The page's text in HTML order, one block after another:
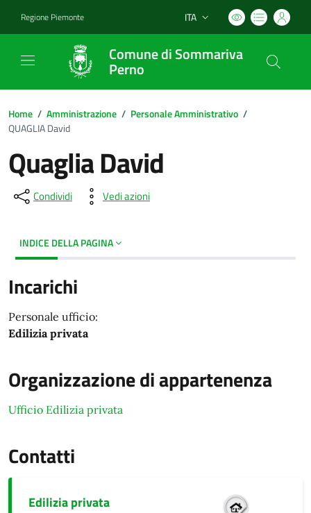
Regione Piemonte Lingua attiva:
ITA
Comune di Sommariva
Perno
Home / Amministrazione / Personale Amministrativo /
QUAGLIA David
Quaglia David
Condividi Vedi azioni
INDICE DELLA PAGINA
Incarichi
Personale ufficio:
Edilizia privata
Organizzazione di appartenenza
Ufficio Edilizia privata
Contatti
Edilizia privata